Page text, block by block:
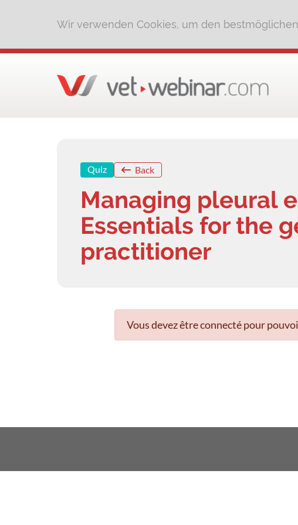
Wir verwenden Cookies, um den
Quiz Back
Managing pleural
Essentials for the
practitioner
Vous devez être connecté pour